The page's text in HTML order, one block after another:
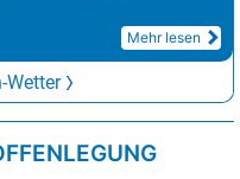
Mehr lesen
Wetter